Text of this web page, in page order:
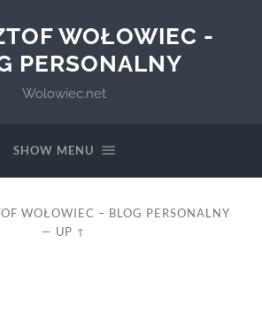
WOŁOWIEC -
PERSONALNY
Wolowiec.net
SHOW MENU
WOŁOWIEC – BLOG PERSONALNY
— UP ↑